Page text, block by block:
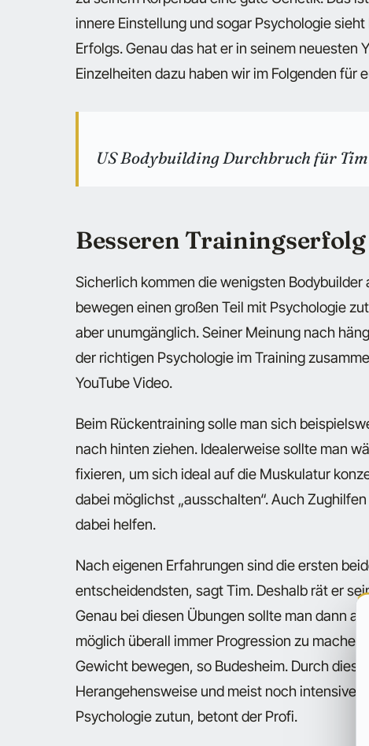
innere Einstellung und sogar Psychologie
Erfolgs. Genau das hat er in seinem neuesten
Einzelheiten dazu haben wir im Folgenden für
US Bodybuilding Durchbruch für
Besseren
Sicherlich kommen die wenigsten
bewegen einen großen Teil mit Psychologie
aber unumgänglich. Seiner Meinung nach
der richtigen Psychologie im Training
YouTube Video.
Beim Rückentraining solle man sich
nach hinten ziehen. Idealerweise sollte man
fixieren, um sich ideal auf die Muskulatur
dabei möglichst „ausschalten“. Auch
dabei helfen.
Nach eigenen Erfahrungen sind die ersten
entscheidendsten, sagt Tim. Deshalb rät er
Genau bei diesen Übungen sollte man dann
möglich überall immer Progression zu
Gewicht bewegen, so Budesheim. Durch
Herangehensweise und meist noch
Psychologie zutun, betont der Profi.